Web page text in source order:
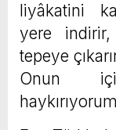
liyâkatini
yere
tepeye
Onun